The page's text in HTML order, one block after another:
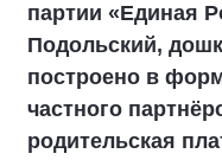
партии «Единая
Подольский,
построено в
частного
родительская